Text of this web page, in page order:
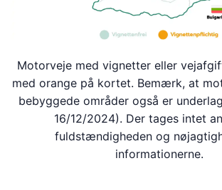
Motorveje med vignetter eller
med orange på kortet. Bemærk, at
bebyggede områder også er
16/12/2024). Der tages intet
fuldstændigheden og
informationerne.